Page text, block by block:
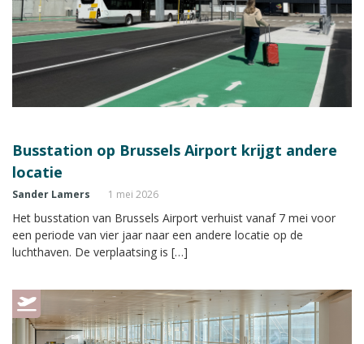
Busstation op Brussels Airport krijgt andere
locatie
Sander Lamers 1 mei 2026
Het busstation van Brussels Airport verhuist vanaf 7 mei voor
een periode van vier jaar naar een andere locatie op de
luchthaven. De verplaatsing is […]